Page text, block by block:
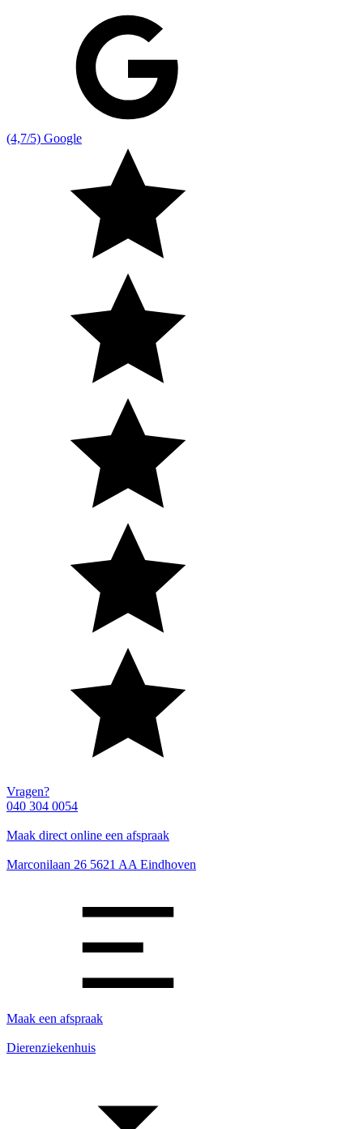
(4,7/5) Google
Vragen?
040 304 0054
Maak direct online een afspraak
Marconilaan 26 5621 AA Eindhoven
Maak een afspraak
Dierenziekenhuis